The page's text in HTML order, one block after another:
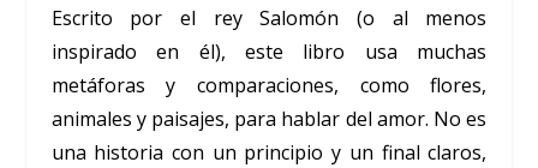
Escrito por el rey Salomón (o al menos
inspirado en él), este libro usa muchas
metáforas y comparaciones, como flores,
animales y paisajes, para hablar del amor. No es
una historia con un principio y un final claros,